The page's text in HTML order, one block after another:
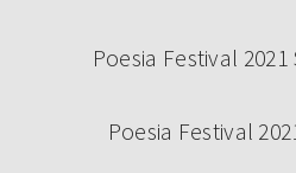
Poesia Festival
Poesia Festival